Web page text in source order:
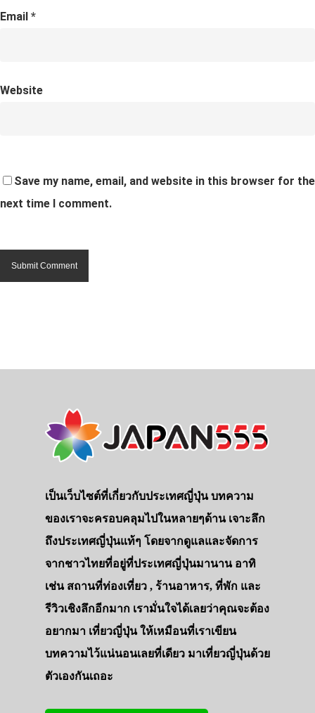
Email *
Website
Save my name, email, and website in this browser for the
next time I comment.
เป็นเว็บไซต์ที่เกี่ยวกับประเทศญี่ปุ่น บทความ
ของเราจะครอบคลุมไปในหลายๆด้าน เจาะลึก
ถึงประเทศญี่ปุ่นแท้ๆ โดยจากดูแลและจัดการ
จากชาวไทยที่อยู่ที่ประเทศญี่ปุ่นมานาน อาทิ
เช่น สถานที่ท่องเที่ยว , ร้านอาหาร, ที่พัก และ
รีวิวเชิงลึกอีกมาก เรามั่นใจได้เลยว่าคุณจะต้อง
อยากมา เที่ยวญี่ปุ่น ให้เหมือนที่เราเขียน
บทความไว้แน่นอนเลยที่เดียว มาเที่ยวญี่ปุ่นด้วย
ตัวเองกันเถอะ